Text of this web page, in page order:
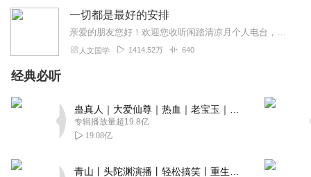
一切都是最好的安排
亲爱的朋友您好！欢迎您收听闲踏清凉月个人电台，今天为您推荐加措活佛的一本书《一切都是最好的安排》，加措活佛是扎嘎寺活佛，慈爱基金的发起人，80后最具影响力的精神...
人文国学 1414.52万 640
经典必听
专辑播放量超19.8亿
19.08亿